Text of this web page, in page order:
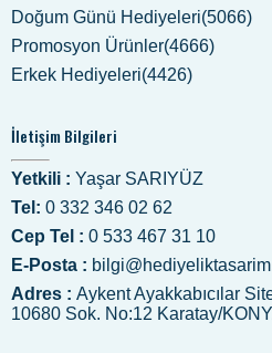
Doğum Günü Hediyeleri(5066)
Promosyon Ürünler(4666)
Erkek Hediyeleri(4426)
İletişim Bilgileri
Yetkili : Yaşar SARIYÜZ
Tel: 0 332 346 02 62
Cep Tel : 0 533 467 31 10
E-Posta :
Adres : Aykent Ayakkabıcılar
10680 Sok. No:12 Karatay/